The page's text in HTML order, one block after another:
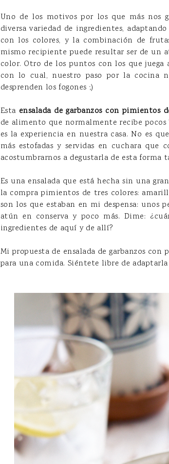
Uno de los motivos por los que más nos
diversa variedad de ingredientes,
con los colores, y la combinación de
mismo recipiente puede resultar ser de un
color. Otro de los puntos con los que
con lo cual, nuestro paso por la cocina
desprenden los fogones ;)
Esta ensalada de garbanzos con pimientos
de alimento que normalmente recibe pocos
es la experiencia en nuestra casa. No es
más estofadas y servidas en cuchara que
acostumbrarnos a degustarla de esta forma
Es una ensalada que está hecha sin una
la compra pimientos de tres colores:
son los que estaban en mi despensa: unos
atún en conserva y poco más. Dime:
ingredientes de aquí y de allí?
Mi propuesta de ensalada de garbanzos
para una comida. Siéntete libre de